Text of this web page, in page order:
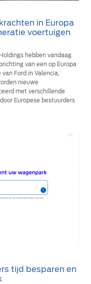
in Europa
voertuigen
hebben vandaag
van een op Europa
Ford in Valencia,
nieuwe
met verschillende
Europese bestuurders
tijd besparen en